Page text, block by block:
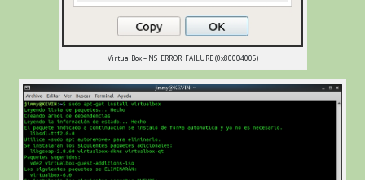
VirtualBox – NS_ERROR_FAILURE (0x80004005)